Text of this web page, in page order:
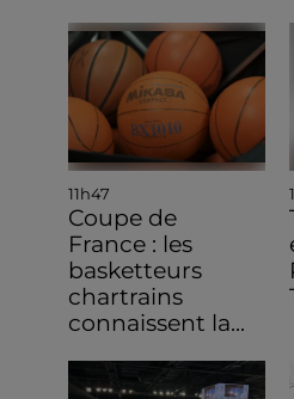
11h47
Coupe de
France : les
basketteurs
chartrains
connaissent la...